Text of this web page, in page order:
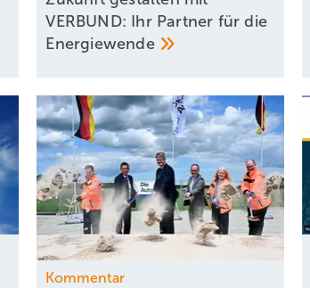
VERBUND: Ihr Partner für die
Energiewende
Kommentar